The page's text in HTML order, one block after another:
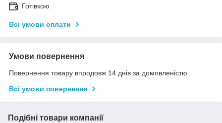
Готівкою
Всі умови оплати
Умови повернення
Повернення товару впродовж 14 днів за домовленістю
Всі умови повернення
Подібні товари компанії